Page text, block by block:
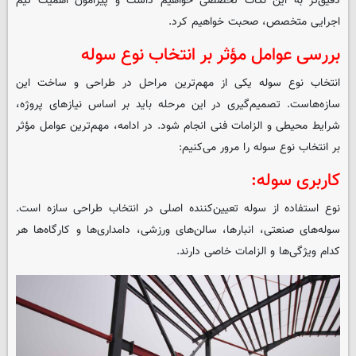
اجرایی متخصص، صحبت خواهیم کرد.
بررسی عوامل مؤثر بر انتخاب نوع سوله
انتخاب نوع سوله یکی از مهم‌ترین مراحل در طراحی و ساخت این
سازه‌هاست. تصمیم‌گیری در این مرحله باید بر اساس نیازهای پروژه،
شرایط محیطی و الزامات فنی انجام شود. در ادامه، مهم‌ترین عوامل مؤثر
بر انتخاب نوع سوله را مرور می‌کنیم:
کاربری سوله:
نوع استفاده از سوله تعیین‌کننده اصلی در انتخاب طراحی سازه است.
سوله‌های صنعتی، انبارها، سالن‌های ورزشی، دامداری‌ها و کارگاه‌ها هر
کدام ویژگی‌ها و الزامات خاصی دارند.